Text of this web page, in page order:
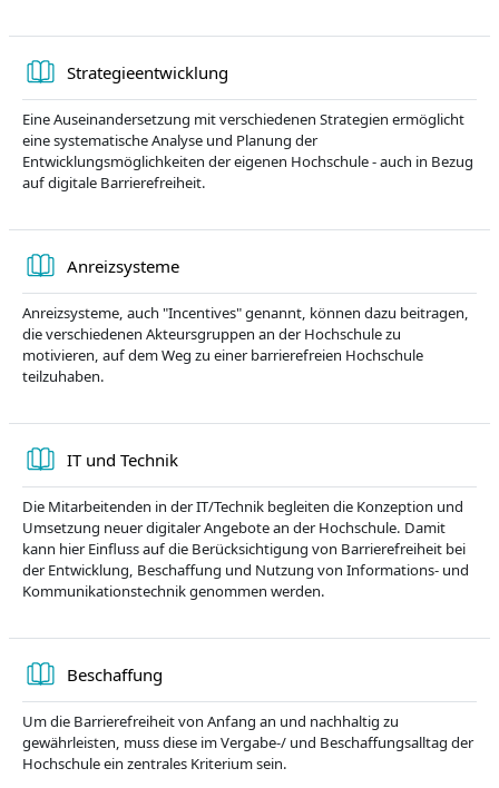
Strategieentwicklung
Eine Auseinandersetzung mit verschiedenen Strategien ermöglicht
eine systematische Analyse und Planung der
Entwicklungsmöglichkeiten der eigenen Hochschule - auch in Bezug
auf digitale Barrierefreiheit.
AnreizsystemeBook
Anreizsysteme, auch "Incentives" genannt, können dazu beitragen,
die verschiedenen Akteursgruppen an der Hochschule zu
motivieren, auf dem Weg zu einer barrierefreien Hochschule
teilzuhaben.
IT und TechnikBook
Die Mitarbeitenden in der IT/Technik begleiten die Konzeption und
Umsetzung neuer digitaler Angebote an der Hochschule. Damit
kann hier Einfluss auf die Berücksichtigung von Barrierefreiheit bei
der Entwicklung, Beschaffung und Nutzung von Informations- und
Kommunikationstechnik genommen werden.
Beschaffung
Um die Barrierefreiheit von Anfang an und nachhaltig zu
gewährleisten, muss diese im Vergabe-/ und Beschaffungsalltag der
Hochschule ein zentrales Kriterium sein.